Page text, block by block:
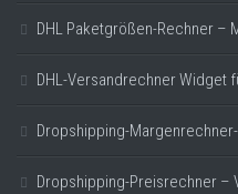
DHL Paketgrößen-Rechner –
DHL-Versandrechner Widget
Dropshipping-
Dropshipping-Preisrechner –